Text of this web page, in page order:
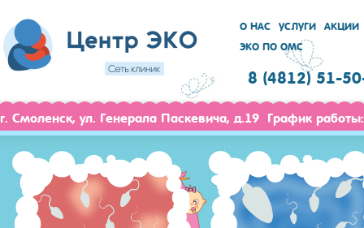
О НАС УСЛУГИ
АКЦИИ
ЭКО ПО ОМС
8 (4812) 51-
г. Смоленск, ул. Генерала Паскевича, д.19 График